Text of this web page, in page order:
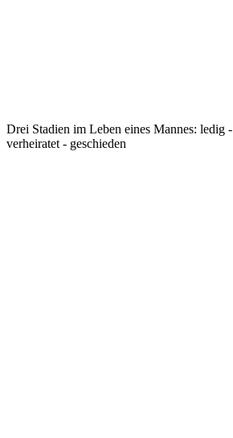
Drei Stadien im Leben eines Mannes: ledig -
verheiratet - geschieden